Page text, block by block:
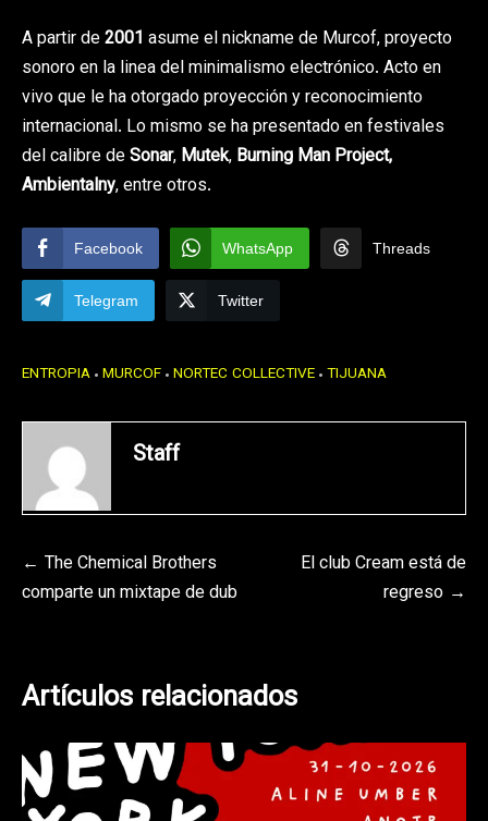
A partir de2001 asume el nickname de Murcof, proyecto
sonoro en la linea del minimalismo electrónico. Acto en
vivo que le ha otorgado proyección y reconocimiento
internacional. Lo mismo se ha presentado en festivales
del calibre deSonar, Mutek, Burning Man Project,
Ambientalny, entre otros.
Facebook WhatsApp Threads
Telegram Twitter
ENTROPIA MURCOF NORTEC COLLECTIVE TIJUANA
Staff
Navegación
de
The Chemical Brothers
comparte un mixtape de dub
El club Cream está de
regreso
Artículos relacionados